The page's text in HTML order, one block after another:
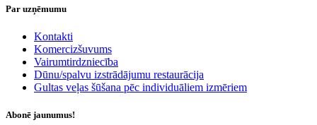
Par uzņēmumu
Kontakti
Komercizšuvums
Vairumtirdzniecība
Dūnu/spalvu izstrādājumu restaurācija
Gultas veļas šūšana pēc individuāliem izmēriem
Abonē jaunumus!